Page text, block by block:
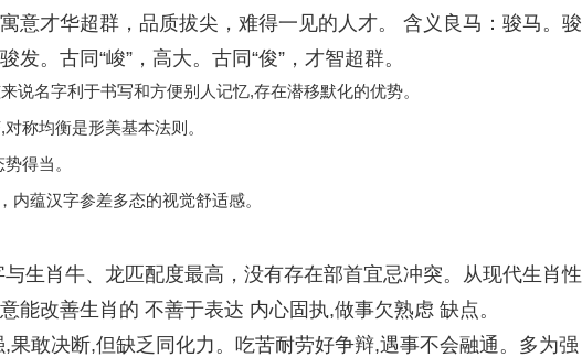
意才华超群，品质拔尖，难得一见的人才。 含义良马：骏马。骏
发。古同“峻”，高大。古同“俊”，才智超群。
说名字利于书写和方便别人记忆,存在潜移默化的优势。
称均衡是形美基本法则。
得当。
内蕴汉字参差多态的视觉舒适感。
生肖牛、龙匹配度最高，没有存在部首宜忌冲突。从现代生肖性
能改善生肖的 不善于表达 内心固执,做事欠熟虑 缺点。
果敢决断,但缺乏同化力。吃苦耐劳好争辩,遇事不会融通。多为强